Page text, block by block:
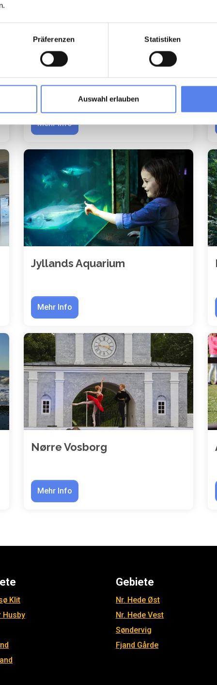
Präferenzen Statistiken
Auswahl erlauben
Leuchtturm Bovbjerg Fyr
Mehr Info
Jyllands Aquarium
Mehr Info
Nørre Vosborg
Mehr Info
Klit
Husby
Gebiete
Nr. Hede Øst
Nr. Hede Vest
Søndervig
Fjand Gårde